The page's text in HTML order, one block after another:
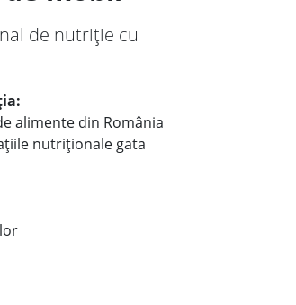
de nutriție cu
alimente din România
nutriționale gata